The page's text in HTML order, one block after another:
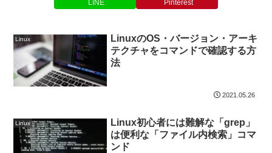
LINE Pinterest
Linux
LinuxのOS・バージョン・アーキ
テクチャをコマンドで確認する方
法
2021.05.26
Linux
Linux初心者には難解な「grep」
は便利な「ファイル内検索」コマ
ンド